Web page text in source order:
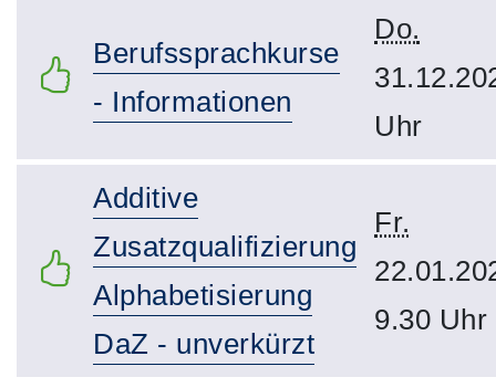
Berufssprachkurse
- Informationen
Do.
Uhr
Additive
Zusatzqualifizierung
Alphabetisierung
DaZ - unverkürzt
Fr.
9.30 Uhr